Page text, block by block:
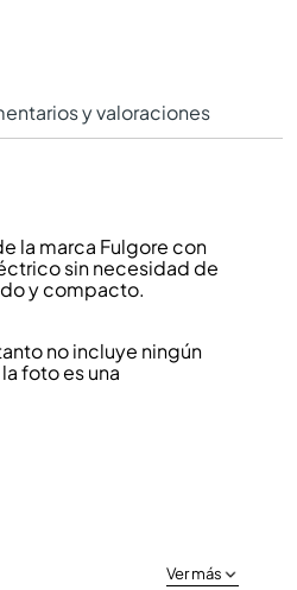
y valoraciones
la marca Fulgore con
sin necesidad de
y compacto.
no incluye ningún
foto es una
Ver más